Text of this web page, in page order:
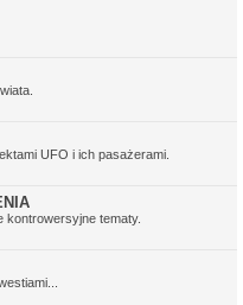
UFO i ich pasażerami.
kontrowersyjne tematy.